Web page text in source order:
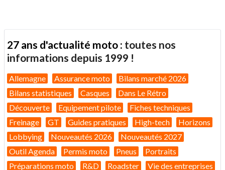
27 ans d'actualité moto : toutes nos
informations depuis 1999 !
Allemagne Assurance moto
Bilans marché 2026
Bilans statistiques
Casques
Dans Le Rétro
Découverte
Equipement pilote
Fiches techniques
Freinage
GT Guides pratiques High-tech
Horizons
Lobbying
Nouveautés 2026
Nouveautés 2027
Outil Agenda
Permis moto Pneus
Portraits
Préparations moto
R&D Roadster Vie des entreprises